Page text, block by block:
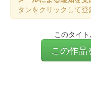
タンをクリックして登
このタイ
この作品